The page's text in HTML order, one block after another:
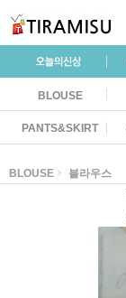
BLOUSE
PANTS&SKIRT
BLOUSE
블라우스